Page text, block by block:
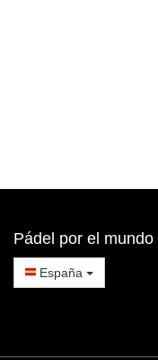
Pádel por el mundo
España